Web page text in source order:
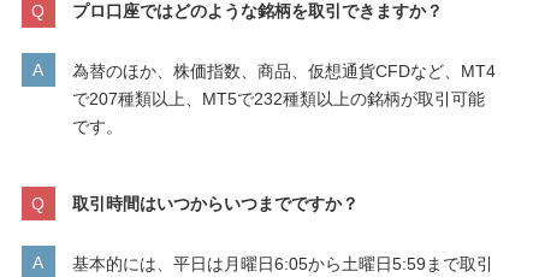
プロ口座ではどのような銘柄を取引できますか？
為替のほか、株価指数、商品、仮想通貨CFDなど、MT4
で207種類以上、MT5で232種類以上の銘柄が取引可能
です。
取引時間はいつからいつまでですか？
基本的には、平日は月曜日6:05から土曜日5:59まで取引